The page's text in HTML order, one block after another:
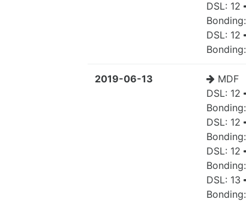
DSL: 12
Bonding:
DSL: 12
Bonding:
2019-06-13
MDF
DSL: 12
Bonding:
DSL: 12
Bonding:
DSL: 12
Bonding:
DSL: 13
Bonding: